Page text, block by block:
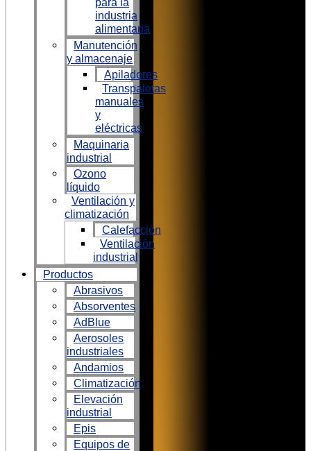
para la
industria
alimentaria
Manutención
y almacenaje
Apiladores
Transpaletas
manuales
y
eléctricas
Maquinaria
industrial
Ozono
líquido
Ventilación y
climatización
Calefacción
Ventilación
industrial
Productos
Abrasivos
Absorventes
AdBlue
Aerosoles
industriales
Andamios
Climatización
Elevación
industrial
Epis
Equipos de